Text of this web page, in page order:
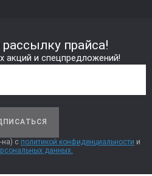
прайса!
акций и спецпредложений!
на) с политикой конфиденциальности и
данных.